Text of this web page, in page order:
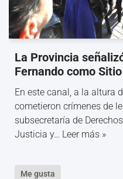
La Provincia
Fernando como
En este canal, a la altura
cometieron crímenes de
subsecretaría de
Justicia y… Leer más »
Me gusta